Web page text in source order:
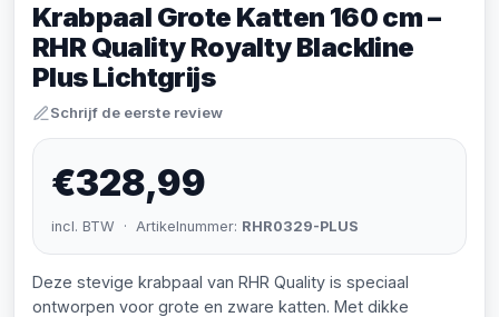
Krabpaal Grote Katten 160 cm –
RHR Quality Royalty Blackline
Plus Lichtgrijs
Schrijf de eerste review
€328,99
incl. BTW · Artikelnummer: RHR0329-PLUS
Deze stevige krabpaal van RHR Quality is speciaal
ontworpen voor grote en zware katten. Met dikke